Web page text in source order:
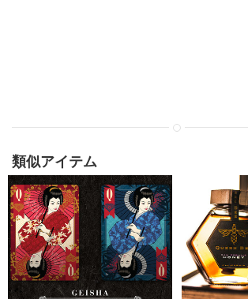
類似アイテム